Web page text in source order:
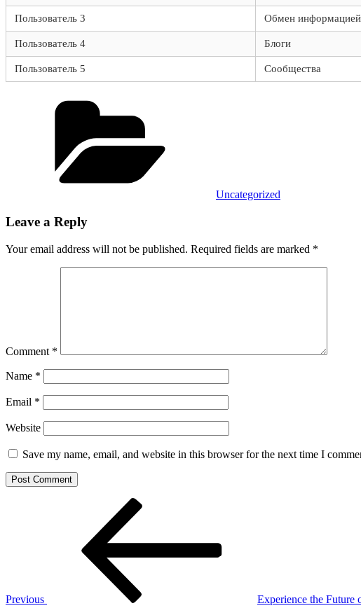
Пользователь 3 Обмен информацией
Пользователь 4 Блоги
Пользователь 5 Сообщества
Uncategorized
Leave a Reply
Your email address will not be published. Required fields are marked *
Comment *
Name *
Email *
Website
Save my name, email, and website in this browser for the next time I
Previous
Experience the